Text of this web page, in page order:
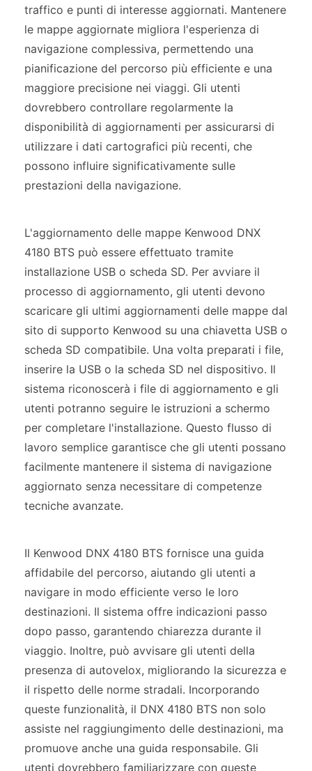
traffico e punti di interesse aggiornati. Mantenere
le mappe aggiornate migliora l'esperienza di
navigazione complessiva, permettendo una
pianificazione del percorso più efficiente e una
maggiore precisione nei viaggi. Gli utenti
dovrebbero controllare regolarmente la
disponibilità di aggiornamenti per assicurarsi di
utilizzare i dati cartografici più recenti, che
possono influire significativamente sulle
prestazioni della navigazione.
L'aggiornamento delle mappe Kenwood DNX
4180 BTS può essere effettuato tramite
installazione USB o scheda SD. Per avviare il
processo di aggiornamento, gli utenti devono
scaricare gli ultimi aggiornamenti delle mappe dal
sito di supporto Kenwood su una chiavetta USB o
scheda SD compatibile. Una volta preparati i file,
inserire la USB o la scheda SD nel dispositivo. Il
sistema riconoscerà i file di aggiornamento e gli
utenti potranno seguire le istruzioni a schermo
per completare l'installazione. Questo flusso di
lavoro semplice garantisce che gli utenti possano
facilmente mantenere il sistema di navigazione
aggiornato senza necessitare di competenze
tecniche avanzate.
Il Kenwood DNX 4180 BTS fornisce una guida
affidabile del percorso, aiutando gli utenti a
navigare in modo efficiente verso le loro
destinazioni. Il sistema offre indicazioni passo
dopo passo, garantendo chiarezza durante il
viaggio. Inoltre, può avvisare gli utenti della
presenza di autovelox, migliorando la sicurezza e
il rispetto delle norme stradali. Incorporando
queste funzionalità, il DNX 4180 BTS non solo
assiste nel raggiungimento delle destinazioni, ma
promuove anche una guida responsabile. Gli
utenti dovrebbero familiarizzare con queste